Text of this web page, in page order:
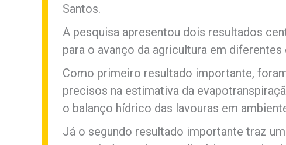
Santos.
A pesquisa apresentou dois resultados
para o avanço da agricultura em
Como primeiro resultado importante,
precisos na estimativa da
o balanço hídrico das lavouras em
Já o segundo resultado importante traz